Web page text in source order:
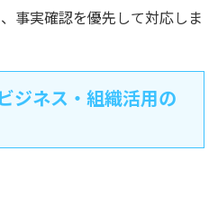
事実確認を優先して対応しま
ジネス・組織活用の